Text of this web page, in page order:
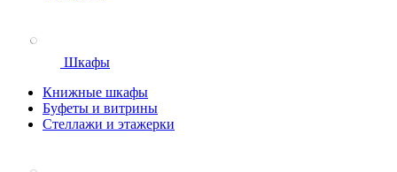
Шкафы
Книжные шкафы
Буфеты и витрины
Стеллажи и этажерки